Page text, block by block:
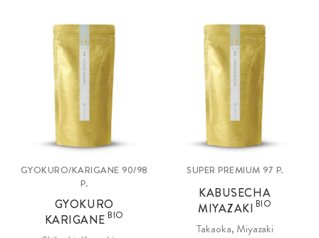
GYOKURO/KARIGANE 90/98
P.
GYOKURO
KARIGANEBIO
SUPER PREMIUM 97 P.
KABUSECHA
MIYAZAKI BIO
Takaoka, Miyazaki